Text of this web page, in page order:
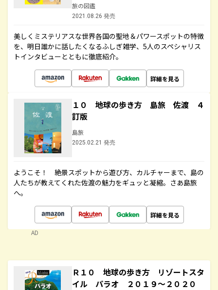
旅の図鑑
2021.08.26 発売
美しくミステリアスな世界各国の聖地＆パワースポットの特徴
を、明日誰かに話したくなるふしぎ雑学、5人のスペシャリス
トインタビューとともに徹底紹介。
詳細を見る
１０ 地球の歩き方 島旅 佐渡 ４
訂版
島旅
2025.02.21 発売
ようこそ！ 絶景スポットから遊び方、カルチャーまで、島の
人たちが教えてくれた佐渡の魅力をギュッと凝縮。さあ島旅
へ。
詳細を見る
AD
Ｒ１０ 地球の歩き方 リゾートスタ
イル パラオ ２０１９～２０２０